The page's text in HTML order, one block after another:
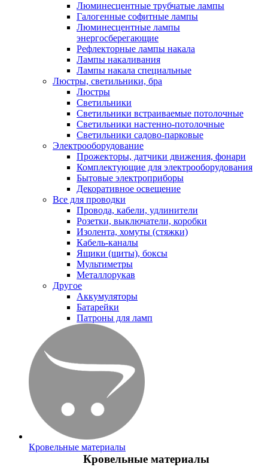
Люминесцентные трубчатые лампы
Галогенные софитные лампы
Люминесцентные лампы
энергосберегающие
Рефлекторные лампы накала
Лампы накаливания
Лампы накала специальные
Люстры, светильники, бра
Люстры
Светильники
Светильники встраиваемые потолочные
Светильники настенно-потолочные
Светильники садово-парковые
Электрооборудование
Прожекторы, датчики движения, фонари
Комплектующие для электрооборудования
Бытовые электроприборы
Декоративное освещение
Все для проводки
Провода, кабели, удлинители
Розетки, выключатели, коробки
Изолента, хомуты (стяжки)
Кабель-каналы
Ящики (щиты), боксы
Мультиметры
Металлорукав
Другое
Аккумуляторы
Батарейки
Патроны для ламп
Кровельные материалы
Кровельные материалы